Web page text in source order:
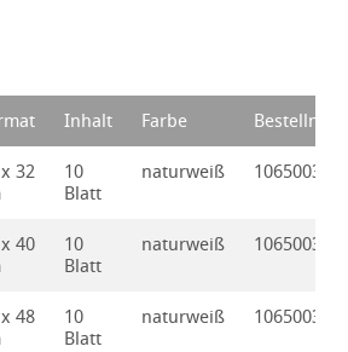
Inhalt Farbe Bestellnr.
32
10
Blatt
naturweiß 10650030
40
10
Blatt
naturweiß 10650031
48
10
Blatt
naturweiß 10650032